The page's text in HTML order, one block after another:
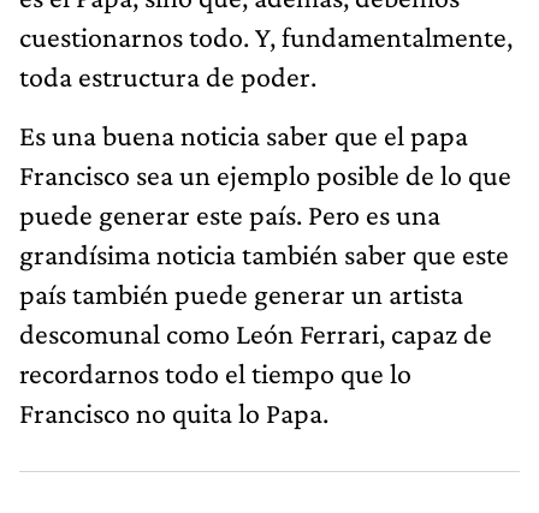
cuestionarnos todo. Y, fundamentalmente,
toda estructura de poder.
Es una buena noticia saber que el papa
Francisco sea un ejemplo posible de lo que
puede generar este país. Pero es una
grandísima noticia también saber que este
país también puede generar un artista
descomunal como León Ferrari, capaz de
recordarnos todo el tiempo que lo
Francisco no quita lo Papa.